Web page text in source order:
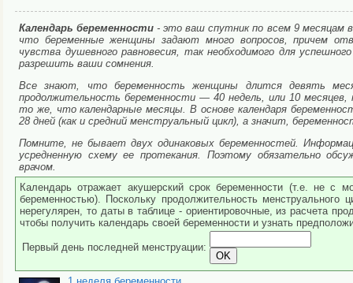
Календарь беременности - это ваш спутник по всем 9 месяцам
что беременные женщины задают много вопросов, причем
чувства душевного равновесия, так необходимого для
разрешить ваши сомнения.
Все знают, что беременность женщины длится девять
продолжительность беременности — 40 недель, или 10
то же, что календарные месяцы. В основе календаря
28 дней (как и средний менструальный цикл), а значит,
Помните, не бывает двух одинаковых беременностей.
усредненную схему ее протекания. Поэтому обязательно
врачом.
Календарь отражает акушерский срок беременности (т.е. не с
беременностью). Поскольку продолжительность
нерегулярен, то даты в таблице - ориентировочные, из расчета
чтобы получить календарь своей беременности и узнать
Первый день последней менструации: